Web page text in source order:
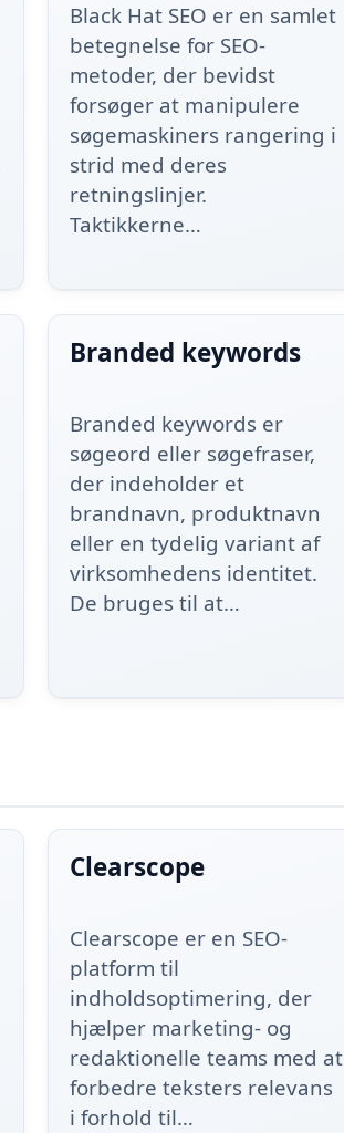
Black Hat SEO er en samlet
betegnelse for SEO-
metoder, der bevidst
forsøger at manipulere
søgemaskiners rangering i
strid med deres
retningslinjer.
Taktikkerne…
Branded keywords
Branded keywords er
søgeord eller søgefraser,
der indeholder et
brandnavn, produktnavn
eller en tydelig variant af
virksomhedens identitet.
De bruges til at…
Clearscope
Clearscope er en SEO-
platform til
indholdsoptimering, der
hjælper marketing- og
redaktionelle teams med at
forbedre teksters relevans
i forhold til…